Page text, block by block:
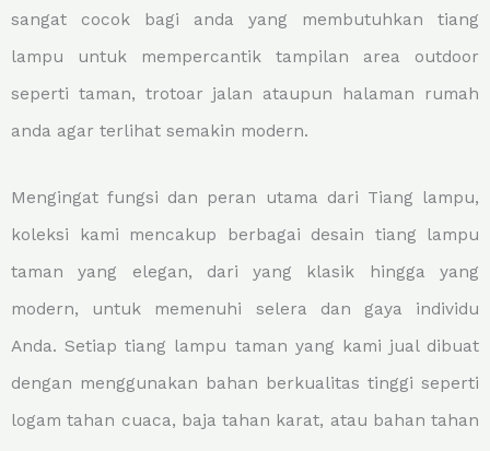
sangat cocok bagi anda yang membutuhkan tiang
lampu untuk mempercantik tampilan area outdoor
seperti taman, trotoar jalan ataupun halaman rumah
anda agar terlihat semakin modern.
Mengingat fungsi dan peran utama dari Tiang lampu,
koleksi kami mencakup berbagai desain tiang lampu
taman yang elegan, dari yang klasik hingga yang
modern, untuk memenuhi selera dan gaya individu
Anda. Setiap tiang lampu taman yang kami jual dibuat
dengan menggunakan bahan berkualitas tinggi seperti
logam tahan cuaca, baja tahan karat, atau bahan tahan